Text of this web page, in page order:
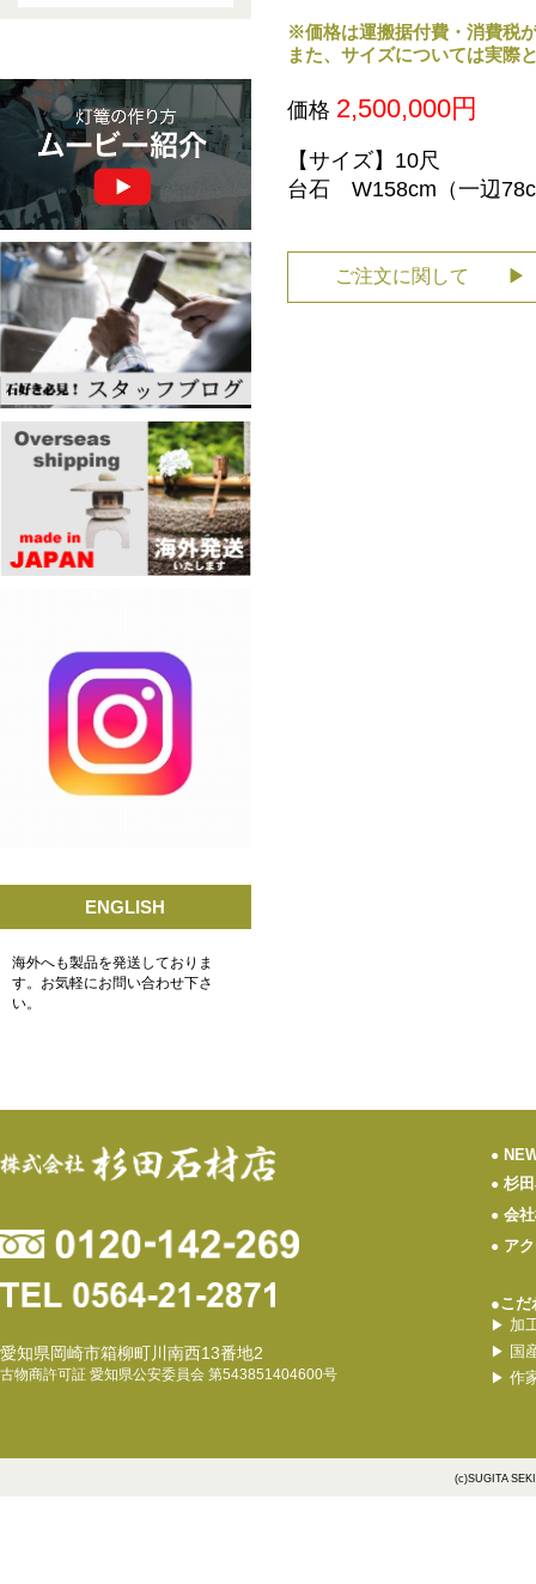
ENGLISH
海外へも製品を発送しておりま
す。お気軽にお問い合わせ下さ
い。
※価格は運搬据付費・消費税
また、サイズについては実際
価格 2,500,000円
【サイズ】10尺
台石 W158cm（一辺
ご注文に関して ▶
愛知県岡崎市箱柳町川南西13番地2
古物商許可証 愛知県公安委員会 第543851404600号
●
● 杉
● 会
● ア
●こだ
▶ 加
▶ 国
▶ 作
(c)SUGITA